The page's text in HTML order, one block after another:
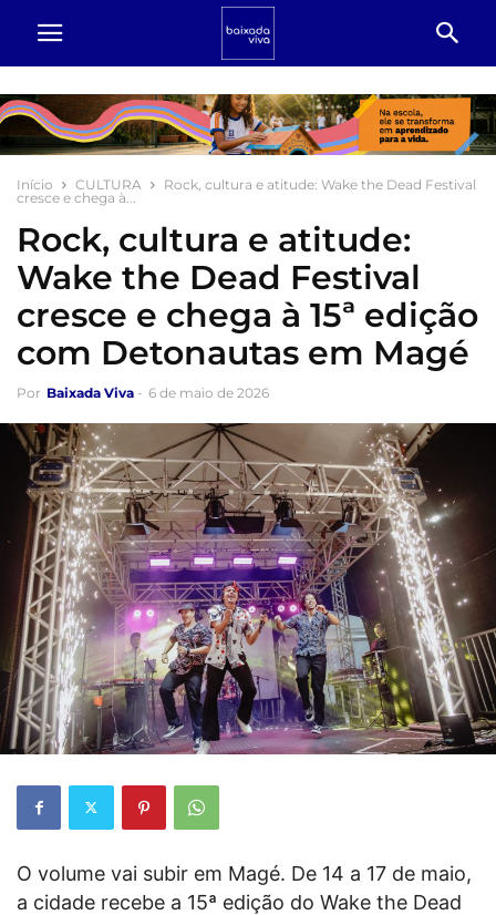
Início CULTURA
Rock, cultura e atitude: Wake the Dead Festival
cresce e chega à...
Rock, cultura e atitude:
Wake the Dead Festival
cresce e chega à 15ª edição
com Detonautas em Magé
Por Baixada Viva - 6 de maio de 2026
O volume vai subir em Magé. De 14 a 17 de maio,
a cidade recebe a 15ª edição do Wake the Dead